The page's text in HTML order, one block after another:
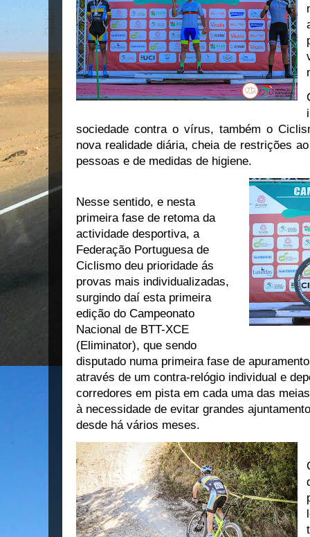
sociedade contra o vírus, também o
nova realidade diária, cheia de restrições
pessoas e de medidas de higiene.
Nesse sentido, e nesta
primeira fase de retoma da
actividade desportiva, a
Federação Portuguesa de
Ciclismo deu prioridade ás
provas mais individualizadas,
surgindo daí esta primeira
edição do Campeonato
Nacional de BTT-XCE
(Eliminator), que sendo
disputado numa primeira fase de
através de um contra-relógio individual e
corredores em pista em cada uma das
à necessidade de evitar grandes
desde há vários meses.